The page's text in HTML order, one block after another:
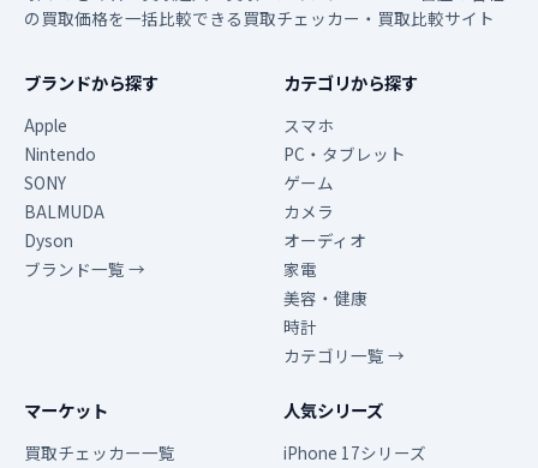
の買取価格を一括比較できる買取チェッカー・買取比較サイト
ブランドから探す
Apple
Nintendo
SONY
BALMUDA
Dyson
ブランド一覧 →
カテゴリから探す
スマホ
PC・タブレット
ゲーム
カメラ
オーディオ
家電
美容・健康
時計
カテゴリ一覧 →
マーケット
買取チェッカー一覧
人気シリーズ
iPhone 17シリーズ